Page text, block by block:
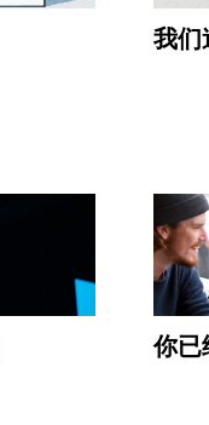
我们
你已